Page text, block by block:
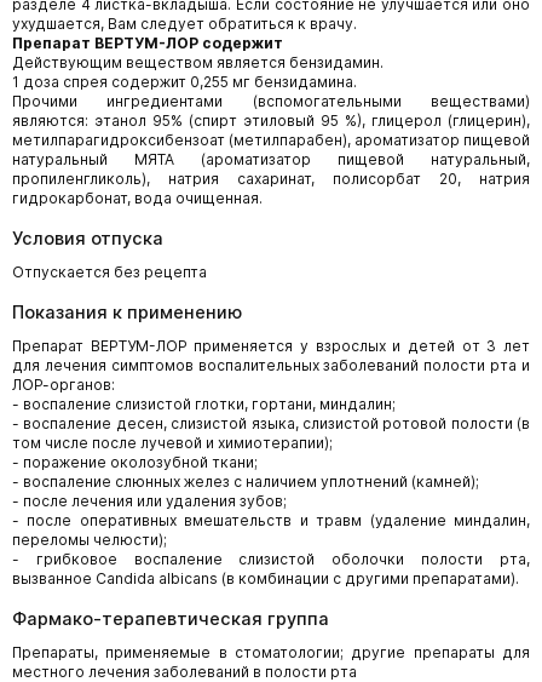
разделе 4 листка-вкладыша. Если состояние не улучшается или оно
ухудшается, Вам следует обратиться к врачу.
Препарат ВЕРТУМ-ЛОР содержит
Действующим веществом является бензидамин.
1 доза спрея содержит 0,255 мг бензидамина.
Прочими ингредиентами (вспомогательными веществами)
являются: этанол 95% (спирт этиловый 95 %), глицерол (глицерин),
метилпарагидроксибензоат (метилпарабен), ароматизатор пищевой
натуральный МЯТА (ароматизатор пищевой натуральный,
пропиленгликоль), натрия сахаринат, полисорбат 20, натрия
гидрокарбонат, вода очищенная.
Условия отпуска
Отпускается без рецепта
Показания к применению
Препарат ВЕРТУМ-ЛОР применяется у взрослых и детей от 3 лет
для лечения симптомов воспалительных заболеваний полости рта и
ЛОР-органов:
- воспаление слизистой глотки, гортани, миндалин;
- воспаление десен, слизистой языка, слизистой ротовой полости (в
том числе после лучевой и химиотерапии);
- поражение околозубной ткани;
- воспаление слюнных желез с наличием уплотнений (камней);
- после лечения или удаления зубов;
- после оперативных вмешательств и травм (удаление миндалин,
переломы челюсти);
- грибковое воспаление слизистой оболочки полости рта,
вызванное Candida albicans (в комбинации с другими препаратами).
Фармако-терапевтическая группа
Препараты, применяемые в стоматологии; другие препараты для
местного лечения заболеваний в полости рта